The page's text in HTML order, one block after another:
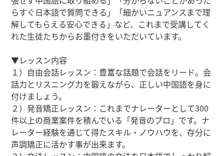
らすぐ日本語で質問できる」「細かいニュアンスまで理
解してもらえる安心できる」など、これまで受講してく
れた生徒たちからお墨付きをいただいています。
▼レッスン内容
１）自由会話レッスン：豊富な話題で会話をリード。会
話力とリスニング力を鍛えながら、正しい中国語を身に
付けましょう。
２）発音矯正レッスン：これまでナレーターとして300
件以上の商業案件を積んでいる「発音のプロ」です。ナ
レーター経験を通じて得たスキル・ノウハウを、存分に
声調矯正に活かす事が出来ます。